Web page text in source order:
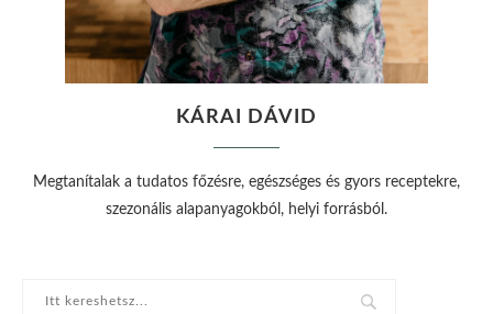
KÁRAI DÁVID
Megtanítalak a tudatos főzésre, egészséges és gyors receptekre,
szezonális alapanyagokból, helyi forrásból.